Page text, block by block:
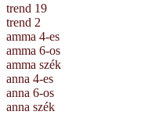
trend 19
trend 2
amma 4-es
amma 6-os
amma szék
anna 4-es
anna 6-os
anna szék